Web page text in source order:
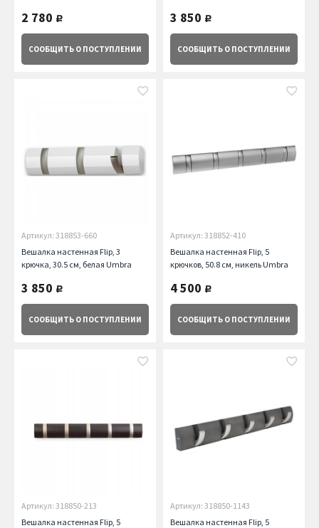
2 780 руб.
СООБЩИТЬ О ПОСТУПЛЕНИИ
3 850 руб.
СООБЩИТЬ О ПОСТУПЛЕНИИ
Артикул: 318853-660
Вешалка настенная Flip, 3
крючка, 30.5 см, белая Umbra
3 850 руб.
СООБЩИТЬ О ПОСТУПЛЕНИИ
Артикул: 318852-410
Вешалка настенная Flip, 5
крючков, 50.8 см, никель Umbra
4 500 руб.
СООБЩИТЬ О ПОСТУПЛЕНИИ
Артикул: 318850-213
Вешалка настенная Flip, 5
Артикул: 318850-1143
Вешалка настенная Flip, 5